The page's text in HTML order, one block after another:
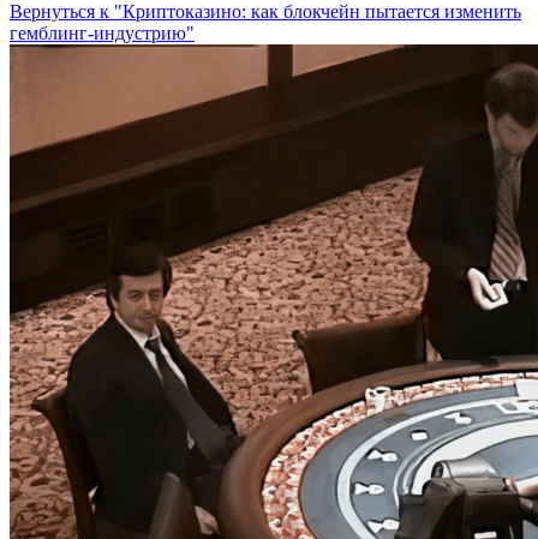
Вернуться к "Криптоказино: как блокчейн пытается изменить
гемблинг-индустрию"